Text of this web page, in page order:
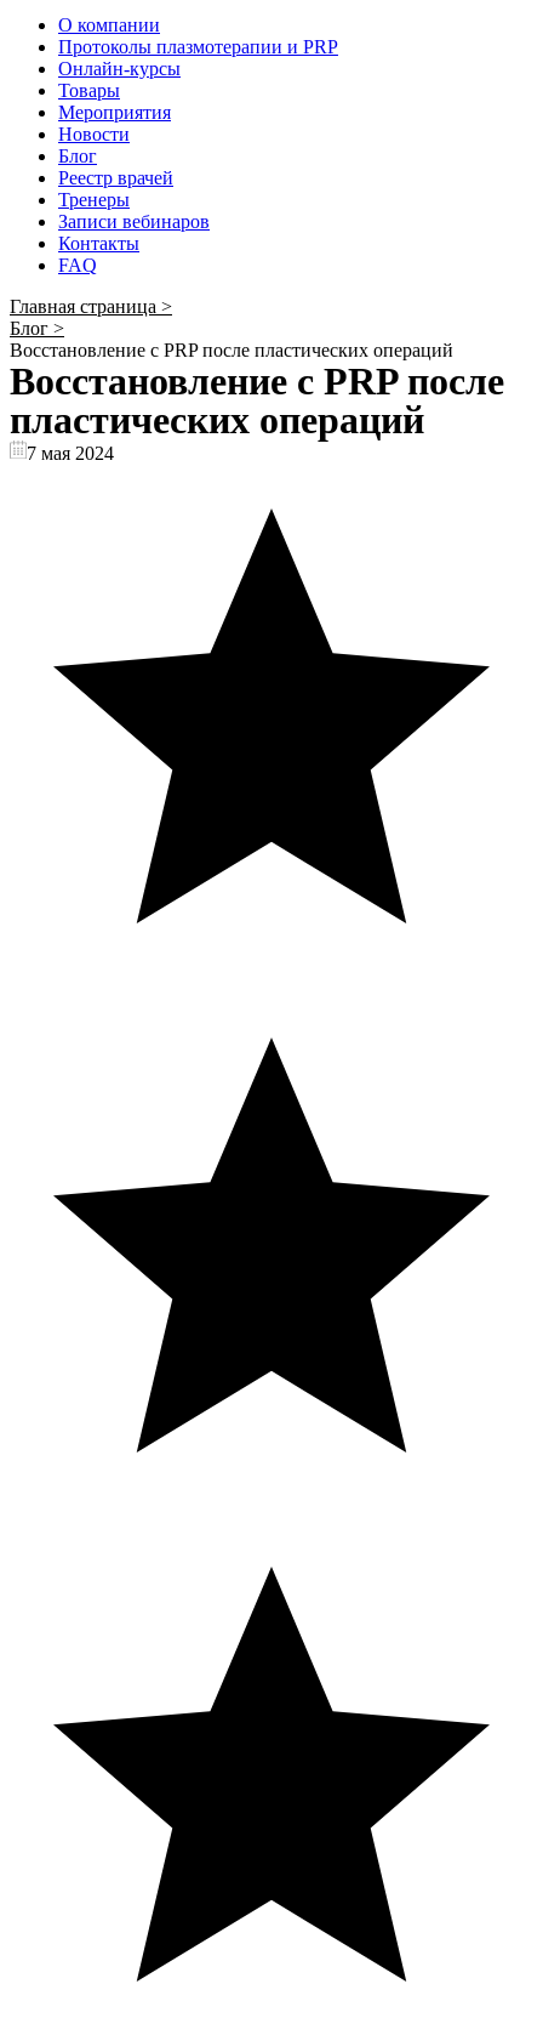
О компании
Протоколы плазмотерапии и PRP
Онлайн-курсы
Товары
Мероприятия
Новости
Блог
Реестр врачей
Тренеры
Записи вебинаров
Контакты
FAQ
Главная страница >
Блог >
Восстановление с PRP после пластических операций
Восстановление с PRP после
пластических операций
7 мая 2024